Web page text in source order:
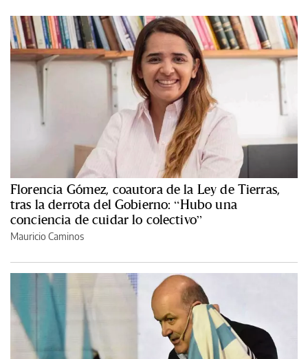
Florencia Gómez, coautora de la Ley de Tierras,
tras la derrota del Gobierno: “Hubo una
conciencia de cuidar lo colectivo”
Mauricio Caminos